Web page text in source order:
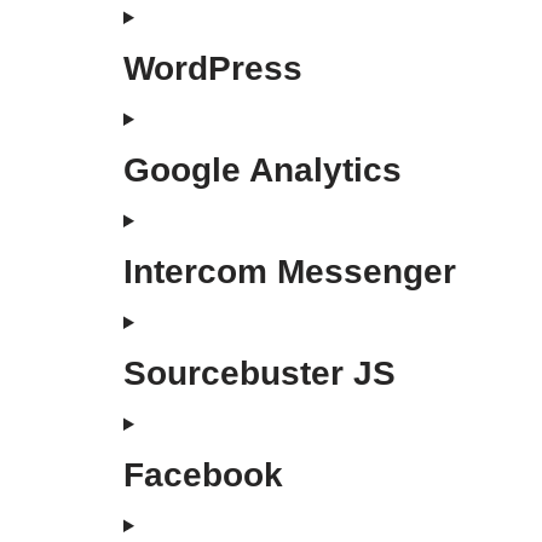
WordPress
Google Analytics
Intercom Messenger
Sourcebuster JS
Facebook